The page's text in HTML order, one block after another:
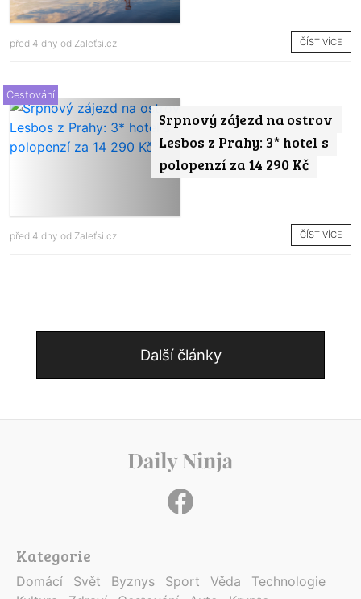
před 4 dny od Zaleťsi.cz ČÍST VÍCE
Srpnový zájezd na ostrov
Lesbos z Prahy: 3* hotel s
polopenzí za 14 290 Kč
Cestování
před 4 dny od Zaleťsi.cz ČÍST VÍCE
Další články
Kategorie
Domácí Svět Byznys Sport Věda
Technologie